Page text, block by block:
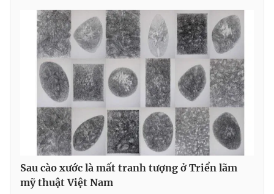
Sau cào xước là mất tranh tượng ở Triển lãm
mỹ thuật Việt Nam